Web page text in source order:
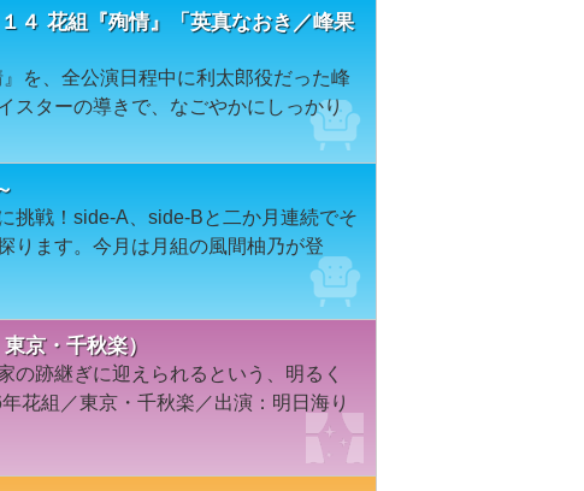
４ 花組『殉情』「英真なおき／峰果
を、全公演日程中に利太郎役だった峰
スターの導きで、なごやかにしっかり
挑戦！side-A、side-Bと二か月連続でそ
ります。今月は月組の風間柚乃が登
京・千秋楽）
の跡継ぎに迎えられるという、明るく
花組／東京・千秋楽／出演：明日海り